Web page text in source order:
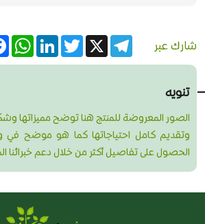
شارك عبر LinkedInTwitter X
Telegram
تنويه
الصور المعروضة للمنتج هنا توضح مميزاتها
وتقديم كامل احتياجاتها كما هو موضح في
الحصول على تفاصيل أكثر من خلال دعم خبرائنا